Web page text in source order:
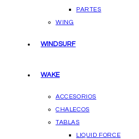
PARTES
WING
WINDSURF
WAKE
ACCESORIOS
CHALECOS
TABLAS
LIQUID FORCE